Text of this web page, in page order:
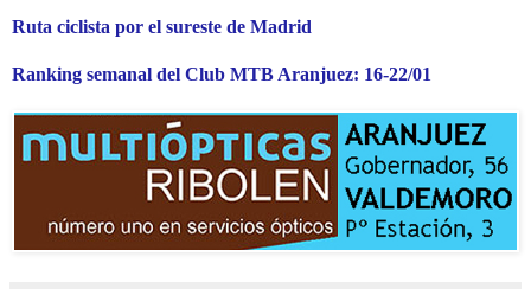
Ruta ciclista por el sureste de Madrid
Ranking semanal del Club MTB Aranjuez: 16-22/01